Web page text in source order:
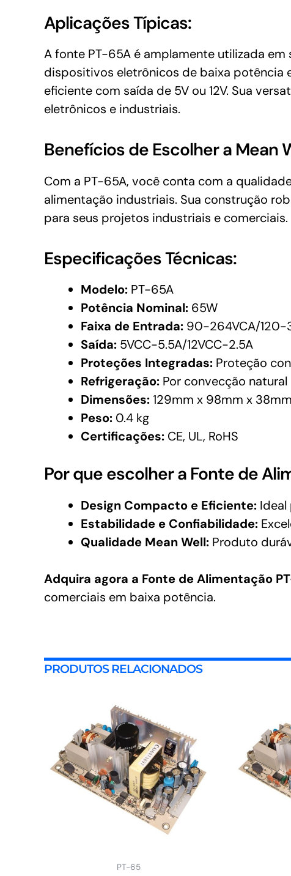
Aplicações Típicas:
A fonte PT-65A é amplamente utilizada
dispositivos eletrônicos de baixa potência
eficiente com saída de 5V ou 12V. Sua
eletrônicos e industriais.
Benefícios de Escolher a Mean
Com a PT-65A, você conta com a
alimentação industriais. Sua construção
para seus projetos industriais e comerciais.
Especificações Técnicas:
Modelo: PT-65A
Potência Nominal: 65W
Faixa de Entrada: 90-264VCA/120-
Saída: 5VCC-5.5A/12VCC-2.5A
Proteções Integradas: Proteção
Refrigeração: Por convecção natural
Dimensões:129mm x 98mm x 38mm
Peso: 0.4 kg
Certificações: CE, UL, RoHS
Por que escolher a Fonte de
Design Compacto e Eficiente:
Estabilidade e Confiabilidade:
Qualidade Mean Well: Produto
Adquira agora a Fonte de Alimentação
comerciais em baixa potência.
PRODUTOS RELACIONADOS
PT-65